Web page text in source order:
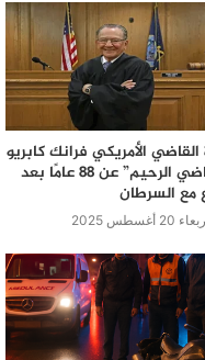
القاضي الأمريكي فرانك كابريو
“القاضي الرحيم” عن 88 عامًا بعد
مع السرطان
20 أغسطس 2025